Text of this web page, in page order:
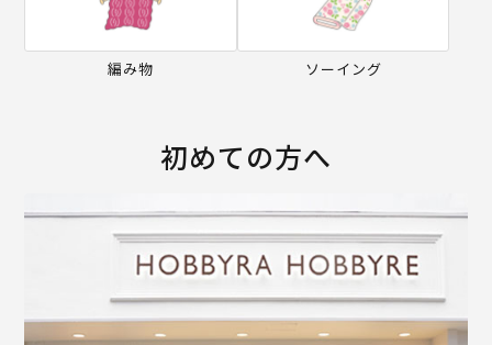
編み物 ソーイング
初めての方へ